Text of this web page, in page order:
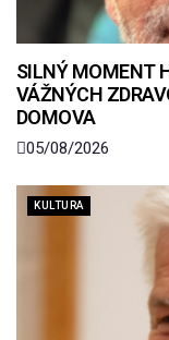
SILNÝ MOMENT
VÁŽNÝCH
DOMOVA
05/08/2026
KULTURA